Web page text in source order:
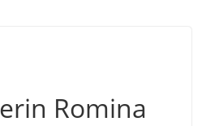
Romina